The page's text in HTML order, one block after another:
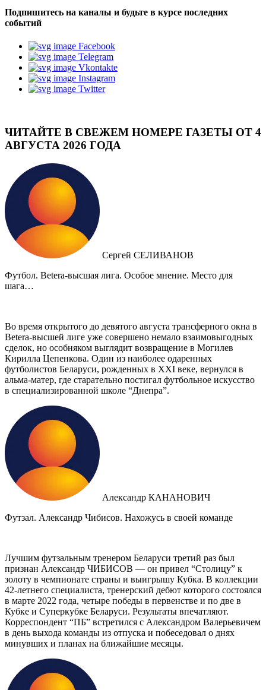
Подпишитесь на каналы и будьте в курсе последних
событий
Facebook
Telegram
Vkontakte
Instagram
Twitter
ЧИТАЙТЕ В СВЕЖЕМ НОМЕРЕ ГАЗЕТЫ ОТ 4
АВГУСТА 2026 ГОДА
Сергей СЕЛИВАНОВ
Футбол. Betera-высшая лига. Особое мнение. Место для
шага…
Во время открытого до девятого августа трансферного окна в
Betera-высшей лиге уже совершено немало взаимовыгодных
сделок, но особняком выглядит возвращение в Могилев
Кирилла Цепенкова. Один из наиболее одаренных
футболистов Беларуси, рожденных в XXI веке, вернулся в
альма-матер, где старательно постигал футбольное искусство
в специализированной школе “Днепра”.
Александр КАНАНОВИЧ
Футзал. Александр Чибисов. Нахожусь в своей команде
Лучшим футзальным тренером Беларуси третий раз был
признан Александр ЧИБИСОВ — он привел “Столицу” к
золоту в чемпионате страны и выигрышу Кубка. В коллекции
42-летнего специалиста, тренерский дебют которого состоялся
в марте 2022 года, четыре победы в первенстве и по две в
Кубке и Суперкубке Беларуси. Результаты впечатляют.
Корреспондент “ПБ” встретился с Александром Валерьевичем
в день выхода команды из отпуска и побеседовал о днях
минувших и планах на ближайшие месяцы.